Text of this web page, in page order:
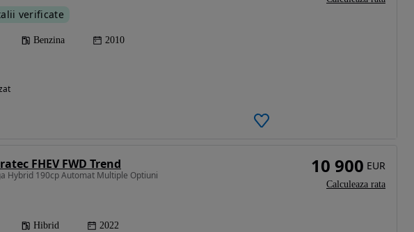
verificate
Benzina 2010
FHEV FWD Trend
Hybrid 190cp Automat Multiple Optiuni
Hibrid 2022
10 900 EUR
Calculeaza rata